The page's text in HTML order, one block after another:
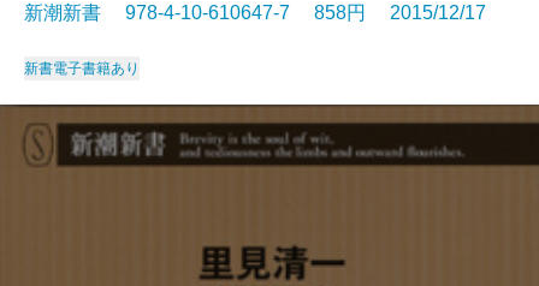
新潮新書 978-4-10-610647-7 858円 2015/12/17
新書電子書籍あり